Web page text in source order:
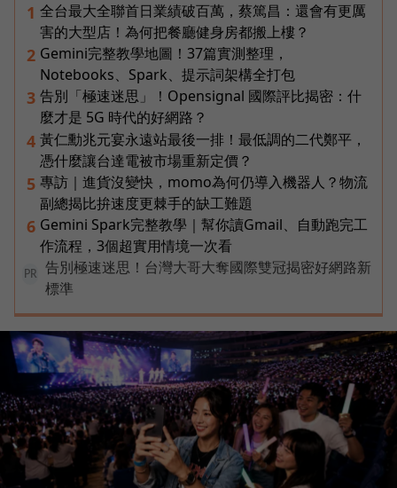
1 全台最大全聯首日業績破百萬，蔡篤昌：還會有更厲
害的大型店！為何把餐廳健身房都搬上樓？
2 Gemini完整教學地圖！37篇實測整理，
Notebooks、Spark、提示詞架構全打包
3 告別「極速迷思」！Opensignal 國際評比揭密：什
麼才是 5G 時代的好網路？
4 黃仁勳兆元宴永遠站最後一排！最低調的二代鄭平，
憑什麼讓台達電被市場重新定價？
5 專訪｜進貨沒變快，momo為何仍導入機器人？物流
副總揭比拚速度更棘手的缺工難題
6 Gemini Spark完整教學｜幫你讀Gmail、自動跑完工
作流程，3個超實用情境一次看
PR
告別極速迷思！台灣大哥大奪國際雙冠揭密好網路新
標準